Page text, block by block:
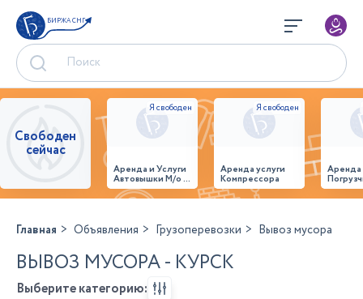
БИРЖА СНГ
Свободен
сейчас
Аренда и Услуги
Автовышки М/о г.
Домодедово
26,28,32 место
Аренда услуги
Компрессора
Главная Объявления Грузоперевозки Вывоз мусора
ВЫВОЗ МУСОРА - КУРСК
Выберите категорию: